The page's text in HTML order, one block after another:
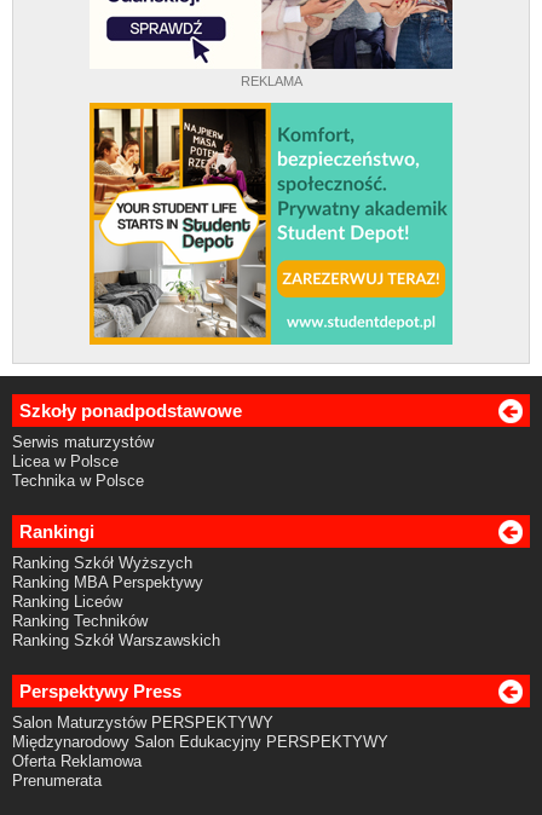
REKLAMA
Szkoły ponadpodstawowe
Serwis maturzystów
Licea w Polsce
Technika w Polsce
Rankingi
Ranking Szkół Wyższych
Ranking MBA Perspektywy
Ranking Liceów
Ranking Techników
Ranking Szkół Warszawskich
Perspektywy Press
Salon Maturzystów PERSPEKTYWY
Międzynarodowy Salon Edukacyjny PERSPEKTYWY
Oferta Reklamowa
Prenumerata